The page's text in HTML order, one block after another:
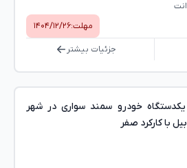
مهلت:۱۴۰۴/۱۲/۲۶
جزئیات بیشتر
خودرو سمند سواری در شهر
با کارکرد صفر